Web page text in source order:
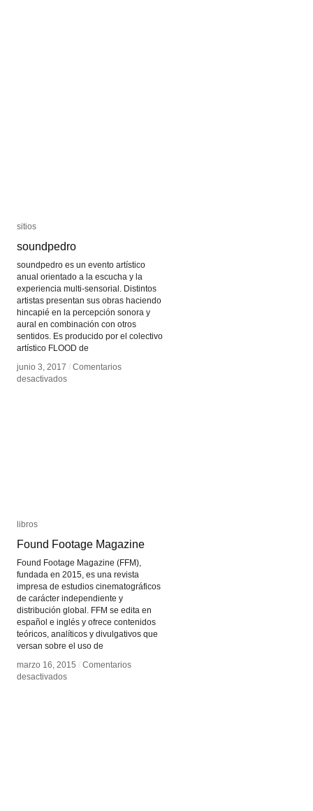
sitios
soundpedro
soundpedro es un evento artístico
anual orientado a la escucha y la
experiencia multi-sensorial. Distintos
artistas presentan sus obras haciendo
hincapié en la percepción sonora y
aural en combinación con otros
sentidos. Es producido por el colectivo
artístico FLOOD de
junio 3, 2017 / Comentarios
desactivadosen
sitios
soundpedro
junio 3, 2017 / Comentarios
desactivadosen
libros
Found Footage Magazine
Found Footage Magazine (FFM),
fundada en 2015, es una revista
impresa de estudios cinematográficos
de carácter independiente y
distribución global. FFM se edita en
español e inglés y ofrece contenidos
teóricos, analíticos y divulgativos que
versan sobre el uso de
marzo 16, 2015 / Comentarios
desactivadosen
libros
Found Footage Magazine
marzo 16, 2015 / Comentarios
desactivadosen